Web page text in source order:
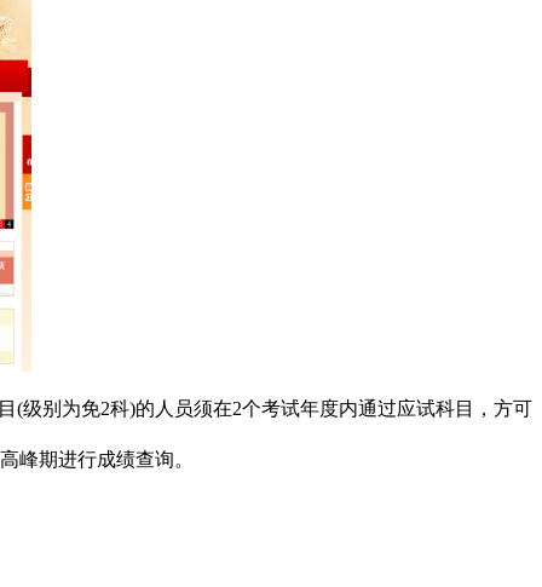
(级别为免2科)的人员须在2个考试年度内通过应试科目，方可
峰期进行成绩查询。